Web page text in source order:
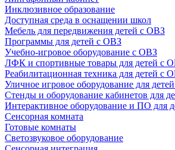
Инклюзивное образование
Доступная среда в оснащении школ
Мебель для передвижения детей с ОВЗ
Программы для детей с ОВЗ
Учебно-игровое оборудование с ОВЗ
ЛФК и спортивные товары для детей с
Реабилитационная техника для детей с
Уличное игровое оборудование для
Стенды и оборудование кабинетов для
Интерактивное оборудование и ПО для
Сенсорная комната
Готовые комнаты
Светозвуковое оборудование